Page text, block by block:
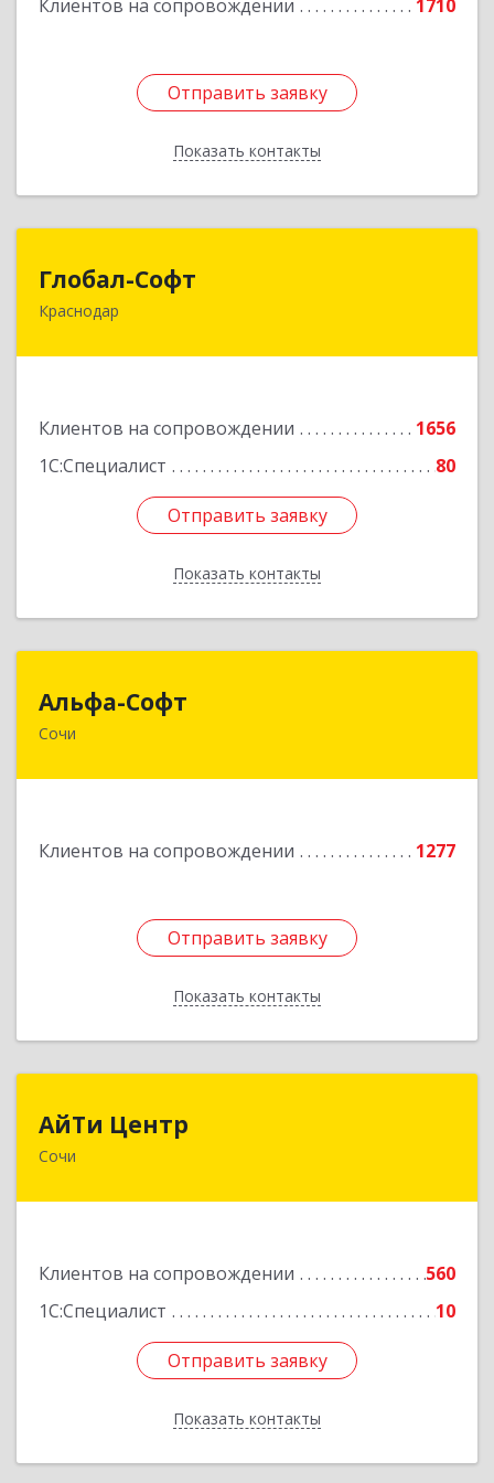
Клиентов на сопровождении 1710
Отправить заявку
Показать контакты
Отправить заявку
Назад
Глобал-Софт
Краснодар
Клиентов на сопровождении
1656
1С:Специалист
80
Отправить заявку
Показать контакты
350018, Краснодарский край, Краснодар г,
Отправить заявку
Назад
Альфа-Софт
Сочи
Клиентов на сопровождении 1277
Отправить заявку
Показать контакты
Отправить заявку
Назад
АйТи Центр
Сочи
Клиентов на сопровождении
560
1С:Специалист
10
Отправить заявку
Показать контакты
354000, Краснодарский край, Сочи, Московская
Отправить заявку
Назад